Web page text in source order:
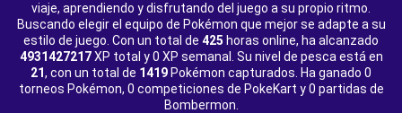
viaje, aprendiendo y disfrutando del juego a su propio ritmo.
Buscando elegir el equipo de Pokémon que mejor se adapte a su
estilo de juego. Con un total de 425 horas online, ha alcanzado
4931427217XP total y0 XP semanal. Su nivel de pesca está en
21, con un total de 1419 Pokémon capturados. Ha ganado 0
torneos Pokémon, 0 competiciones de PokeKart y0 partidas de
Bombermon.